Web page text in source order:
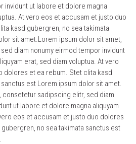
invidunt ut labore et dolore magna
At vero eos et accusam et justo duo
kasd gubergren, no sea takimata
sit amet.Lorem ipsum dolor sit amet,
diam nonumy eirmod tempor invidunt
erat, sed diam voluptua. At vero
dolores et ea rebum. Stet clita kasd
est Lorem ipsum dolor sit amet.
consetetur sadipscing elitr, sed diam
ut labore et dolore magna aliquyam
eos et accusam et justo duo dolores
no sea takimata sanctus est